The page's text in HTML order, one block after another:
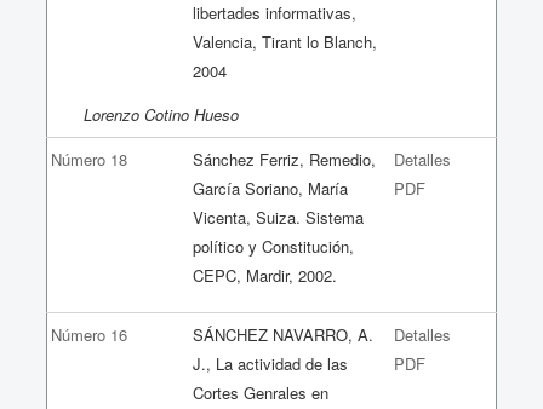
libertades informativas,
Valencia, Tirant lo Blanch,
2004
Lorenzo Cotino Hueso
Número 18
Sánchez Ferriz, Remedio,
García Soriano, María
Vicenta, Suiza. Sistema
político y Constitución,
CEPC, Mardir, 2002.
Detalles
PDF
Número 16
SÁNCHEZ NAVARRO, A.
J., La actividad de las
Cortes Genrales en
Detalles
PDF